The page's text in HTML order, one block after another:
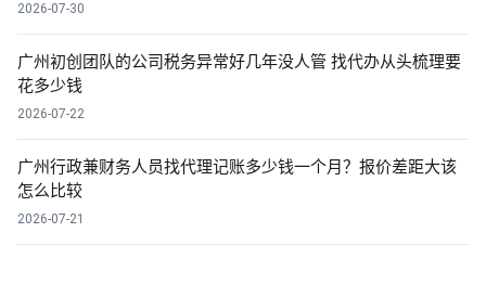
2026-07-30
广州初创团队的公司税务异常好几年没人管 找代办从头梳理要
花多少钱
2026-07-22
广州行政兼财务人员找代理记账多少钱一个月？报价差距大该
怎么比较
2026-07-21